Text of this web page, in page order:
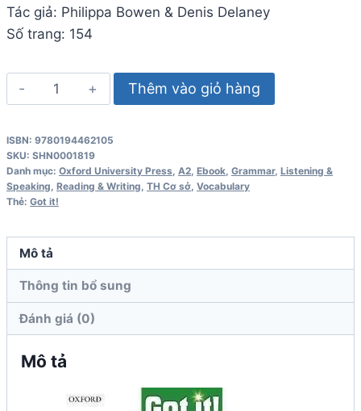
140.000 ₫.
Tác giả: Philippa Bowen & Denis Delaney
Số trang: 154
Got
it!
Student
Book
&
số
lượng
Thêm vào giỏ hàng
ISBN: 9780194462105
SKU: SHN0001819
Danh mục: Oxford University Press A2 Ebook Grammar, Listening &
Speaking Reading & Writing TH Cơ sở Vocabulary
Thẻ: Got it!
Mô tả
Thông tin bổ sung
Đánh giá (0)
Mô tả